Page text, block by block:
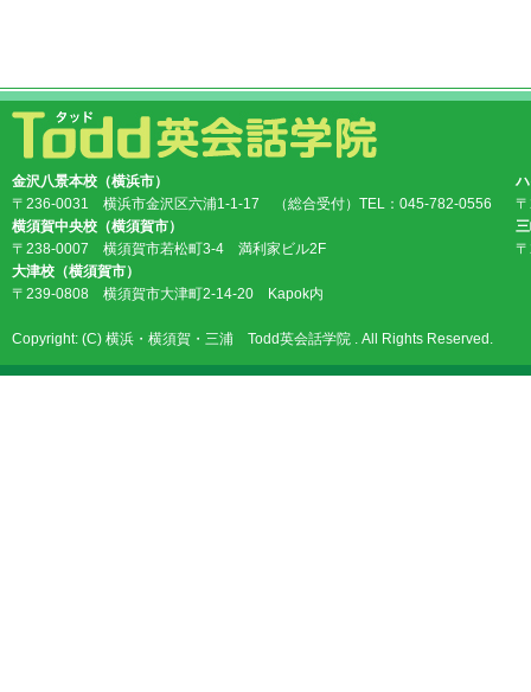
金沢八景本校（横浜市）
〒236-0031 横浜市金沢区六浦1-1-17 （総合受付）TEL：045-782-0556
横須賀中央校（横須賀市）
〒238-0007 横須賀市若松町3-4 満利家ビル2F
大津校（横須賀市）
〒239-0808 横須賀市大津町2-14-20 Kapok内
Copyright: (C) 横浜・横須賀・三浦 Todd英会話学院 . All Rights Reserved.